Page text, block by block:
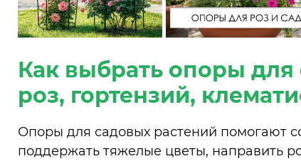
Как выбрать опоры
роз, гортензий,
Опоры для садовых растений помогают
поддержать тяжелые цветы, направить